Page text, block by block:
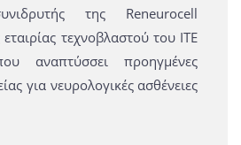
της Reneurocell
τεχνοβλαστού του ΙΤΕ
αναπτύσσει προηγμένες
για νευρολογικές ασθένειες